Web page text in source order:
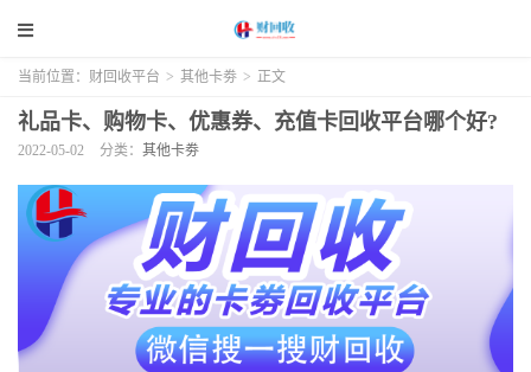
当前位置： 财回收平台 > 其他卡劵 > 正文
礼品卡、购物卡、优惠券、充值卡回收平台哪个好?
2022-05-02 分类： 其他卡劵